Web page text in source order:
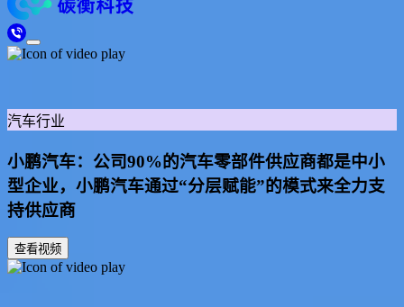
汽车行业
小鹏汽车：公司90%的汽车零部件供应商都是中小
型企业，小鹏汽车通过“分层赋能”的模式来全力支
持供应商
查看视频